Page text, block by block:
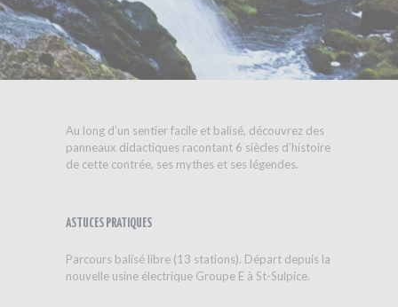
Au long d’un sentier facile et balisé, découvrez des
panneaux didactiques racontant 6 siècles d’histoire
de cette contrée, ses mythes et ses légendes.
ASTUCES PRATIQUES
Parcours balisé libre (13 stations). Départ depuis la
nouvelle usine électrique Groupe E à St-Sulpice.